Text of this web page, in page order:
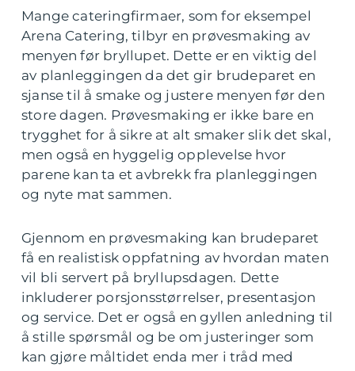
Mange cateringfirmaer, som for eksempel
Arena Catering, tilbyr en prøvesmaking av
menyen før bryllupet. Dette er en viktig del
av planleggingen da det gir brudeparet en
sjanse til å smake og justere menyen før den
store dagen. Prøvesmaking er ikke bare en
trygghet for å sikre at alt smaker slik det skal,
men også en hyggelig opplevelse hvor
parene kan ta et avbrekk fra planleggingen
og nyte mat sammen.
Gjennom en prøvesmaking kan brudeparet
få en realistisk oppfatning av hvordan maten
vil bli servert på bryllupsdagen. Dette
inkluderer porsjonsstørrelser, presentasjon
og service. Det er også en gyllen anledning til
å stille spørsmål og be om justeringer som
kan gjøre måltidet enda mer i tråd med